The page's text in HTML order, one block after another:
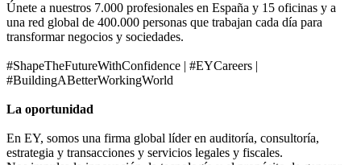
Únete a nuestros 7.000 profesionales en España y 15 oficinas y a
una red global de 400.000 personas que trabajan cada día para
transformar negocios y sociedades.
#ShapeTheFutureWithConfidence | #EYCareers |
#BuildingABetterWorkingWorld
La oportunidad
En EY, somos una firma global líder en auditoría, consultoría,
estrategia y transacciones y servicios legales y fiscales.